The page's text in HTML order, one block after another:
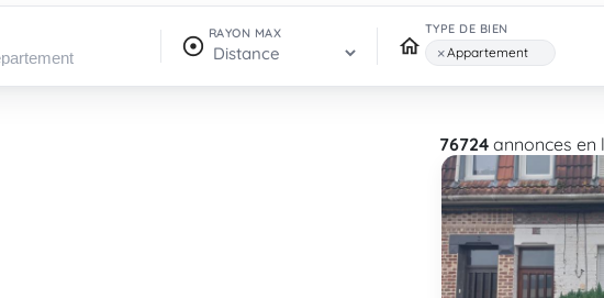
RAYON MAX TYPE DE BIEN
×Appartement
76724 annonces